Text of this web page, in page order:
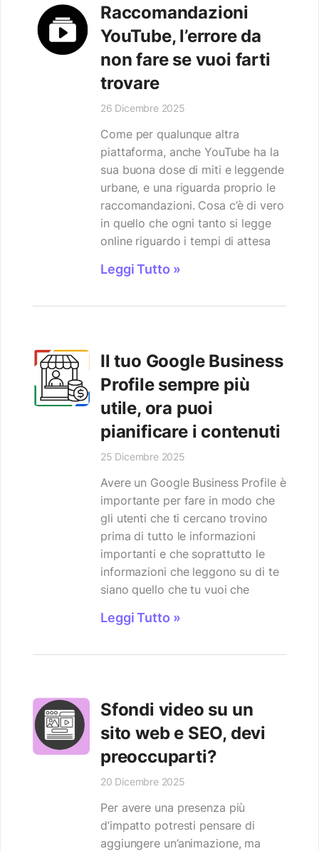
Raccomandazioni
YouTube, l’errore da
non fare se vuoi farti
trovare
26 Dicembre 2025
Come per qualunque altra
piattaforma, anche YouTube ha la
sua buona dose di miti e leggende
urbane, e una riguarda proprio le
raccomandazioni. Cosa c’è di vero
in quello che ogni tanto si legge
online riguardo i tempi di attesa
Leggi Tutto »
Il tuo Google Business
Profile sempre più
utile, ora puoi
pianificare i contenuti
25 Dicembre 2025
Avere un Google Business Profile è
importante per fare in modo che
gli utenti che ti cercano trovino
prima di tutto le informazioni
importanti e che soprattutto le
informazioni che leggono su di te
siano quello che tu vuoi che
Leggi Tutto »
Sfondi video su un
sito web e SEO, devi
preoccuparti?
20 Dicembre 2025
Per avere una presenza più
d’impatto potresti pensare di
aggiungere un’animazione, ma